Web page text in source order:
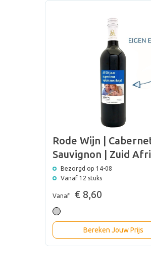
Rode Wijn |
Sauvignon | Zuid
Bezorgd op 14-08
Vanaf 12 stuks
Vanaf € 8,60
Bereken Jouw Prijs